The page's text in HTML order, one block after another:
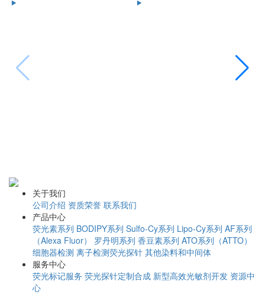
关于我们
公司介绍 资质荣誉 联系我们
产品中心
荧光素系列 BODIPY系列 Sulfo-Cy系列 Lipo-Cy系列 AF系列
（Alexa Fluor）
罗丹明系列 香豆素系列 ATO系列（ATTO）
细胞器检测 离子检测荧光探针 其他染料和中间体
服务中心
荧光标记服务 荧光探针定制合成 新型高效光敏剂开发 资源中
心